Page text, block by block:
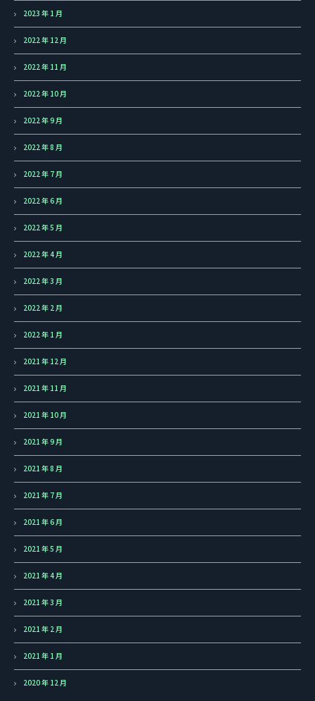
2023 年 1 月
2022 年 12 月
2022 年 11 月
2022 年 10 月
2022 年 9 月
2022 年 8 月
2022 年 7 月
2022 年 6 月
2022 年 5 月
2022 年 4 月
2022 年 3 月
2022 年 2 月
2022 年 1 月
2021 年 12 月
2021 年 11 月
2021 年 10 月
2021 年 9 月
2021 年 8 月
2021 年 7 月
2021 年 6 月
2021 年 5 月
2021 年 4 月
2021 年 3 月
2021 年 2 月
2021 年 1 月
2020 年 12 月